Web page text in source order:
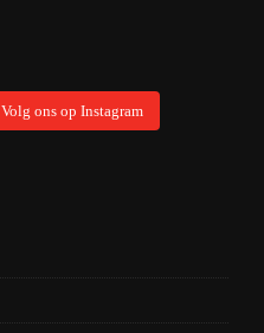
Volg ons op Instagram